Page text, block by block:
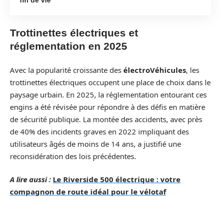
Trottinettes électriques et
réglementation en 2025
Avec la popularité croissante des électroVéhicules, les
trottinettes électriques occupent une place de choix dans le
paysage urbain. En 2025, la réglementation entourant ces
engins a été révisée pour répondre à des défis en matière
de sécurité publique. La montée des accidents, avec près
de 40% des incidents graves en 2022 impliquant des
utilisateurs âgés de moins de 14 ans, a justifié une
reconsidération des lois précédentes.
A lire aussi : Le Riverside 500 électrique : votre
compagnon de route idéal pour le vélotaf